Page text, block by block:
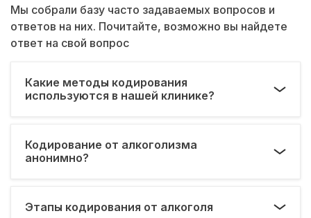
Мы собрали базу часто задаваемых вопросов и
ответов на них. Почитайте, возможно вы найдете
ответ на свой вопрос
Какие методы кодирования
используются в нашей клинике?
Кодирование от алкоголизма
анонимно?
Этапы кодирования от алкоголя